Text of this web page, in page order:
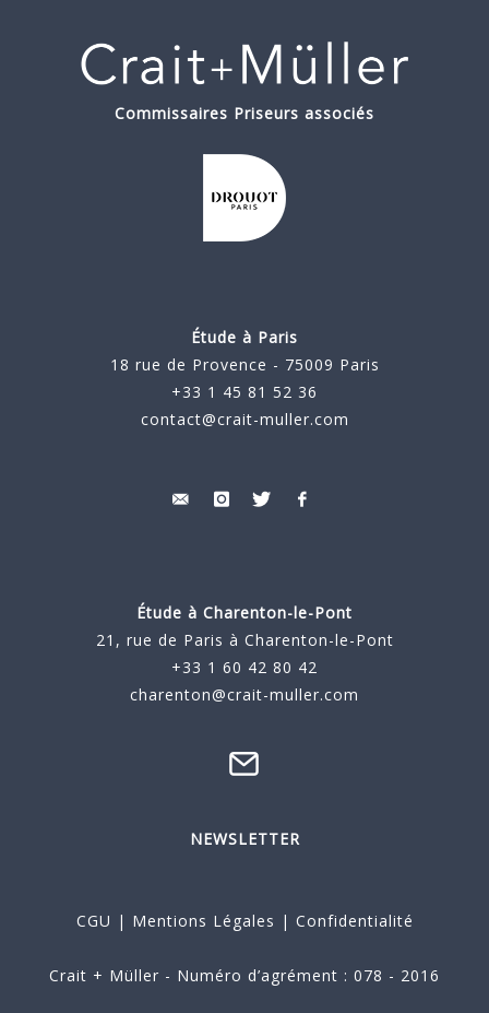
Commissaires Priseurs associés
Étude à Paris
18 rue de Provence - 75009 Paris
+33 1 45 81 52 36
contact@crait-muller.com
Étude à Charenton-le-Pont
21, rue de Paris à Charenton-le-Pont
+33 1 60 42 80 42
charenton@crait-muller.com
NEWSLETTER
CGU | Mentions Légales | Confidentialité
Crait + Müller - Numéro d’agrément : 078 - 2016